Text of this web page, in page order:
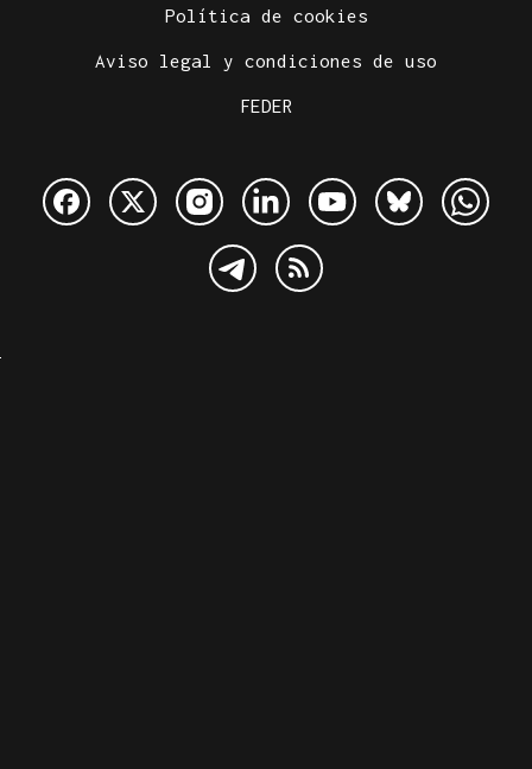
Política de cookies
Aviso legal y condiciones de uso
FEDER